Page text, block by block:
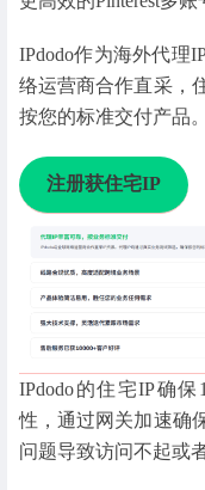
IPdodo作为海外代理
络运营商合作直采，
按您的标准交付产品。
注册获住宅IP
IPdodo的住宅IP确
性，通过网关加速确
问题导致访问不起或